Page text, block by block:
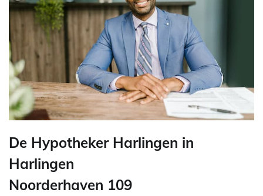
De Hypotheker Harlingen in
Harlingen
Noorderhaven 109